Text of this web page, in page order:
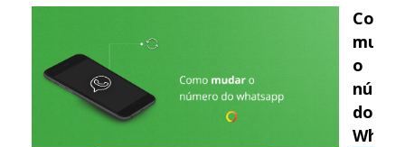
Como
mudar
o
do